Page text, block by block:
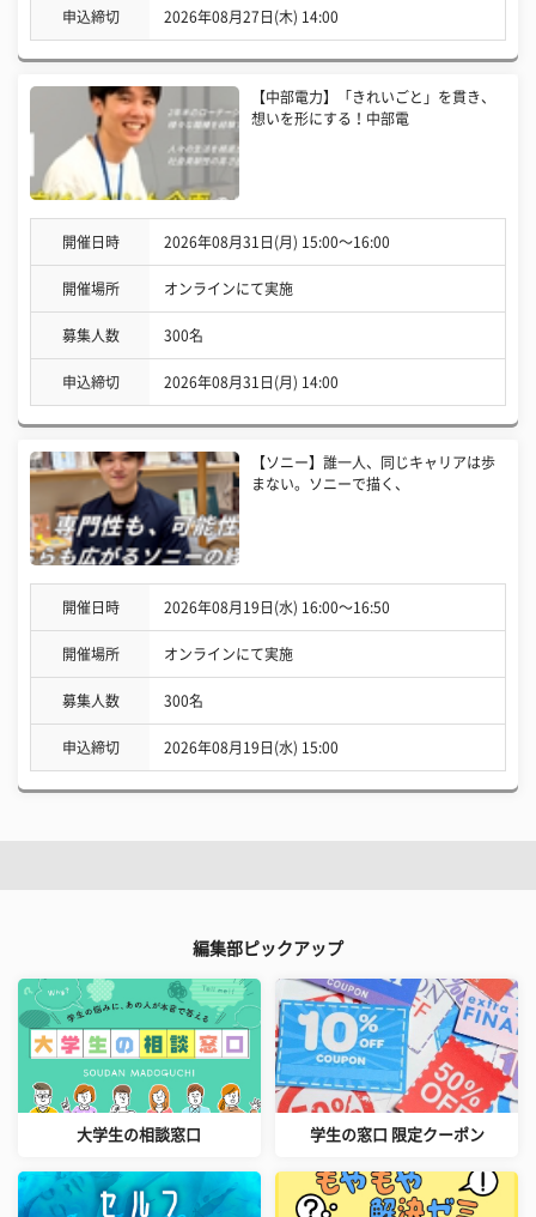
申込締切 2026年08月27日(木) 14:00
【中部電力】「きれいごと」を貫き、
想いを形にする！中部電
開催日時 2026年08月31日(月) 15:00〜16:00
開催場所 オンラインにて実施
募集人数 300名
申込締切 2026年08月31日(月) 14:00
【ソニー】誰一人、同じキャリアは歩
まない。ソニーで描く、
開催日時 2026年08月19日(水) 16:00〜16:50
開催場所 オンラインにて実施
募集人数 300名
申込締切 2026年08月19日(水) 15:00
編集部ピックアップ
大学生の相談窓口 学生の窓口 限定クーポン